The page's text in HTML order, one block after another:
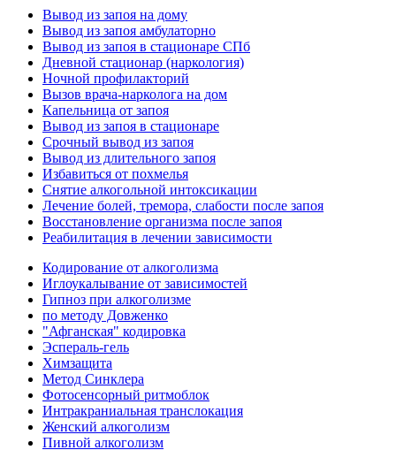
Вывод из запоя на дому
Вывод из запоя амбулаторно
Вывод из запоя в стационаре СПб
Дневной стационар (наркология)
Ночной профилакторий
Вызов врача-нарколога на дом
Капельница от запоя
Вывод из запоя в стационаре
Срочный вывод из запоя
Вывод из длительного запоя
Избавиться от похмелья
Снятие алкогольной интоксикации
Лечение болей, тремора, слабости после запоя
Восстановление организма после запоя
Реабилитация в лечении зависимости
Кодирование от алкоголизма
Иглоукалывание от зависимостей
Гипноз при алкоголизме
по методу Довженко
"Афганская" кодировка
Эспераль-гель
Химзащита
Метод Синклера
Фотосенсорный ритмоблок
Интракраниальная транслокация
Женский алкоголизм
Пивной алкоголизм